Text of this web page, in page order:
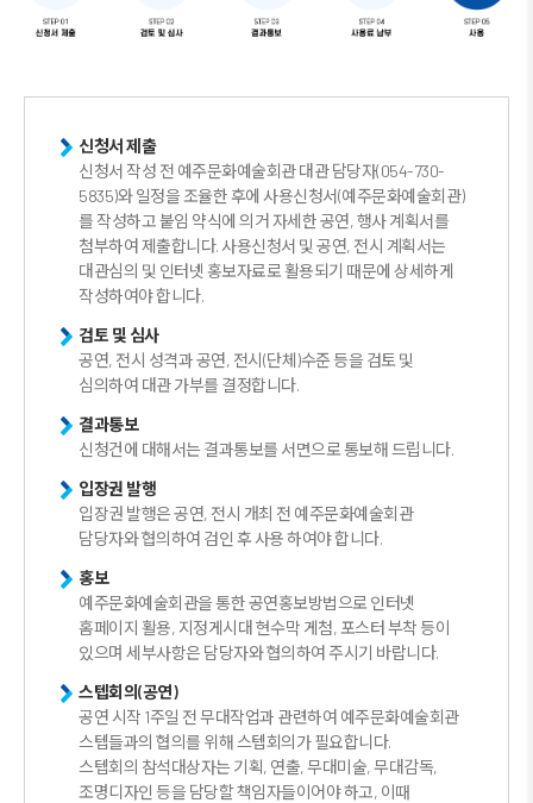
신청서 제출
신청서 작성 전 예주문화예술회관 대관 담당자(054-730-
5835)와 일정을 조율한 후에 사용신청서(예주문화예술회관)
를 작성하고 붙임 약식에 의거 자세한 공연, 행사 계획서를
첨부하여 제출합니다. 사용신청서 및 공연, 전시 계획서는
대관심의 및 인터넷 홍보자료로 활용되기 때문에 상세하게
작성하여야 합니다.
검토 및 심사
공연, 전시 성격과 공연, 전시(단체)수준 등을 검토 및
심의하여 대관 가부를 결정합니다.
결과통보
신청건에 대해서는 결과통보를 서면으로 통보해 드립니다.
입장권 발행
입장권 발행은 공연, 전시 개최 전 예주문화예술회관
담당자와 협의하여 검인 후 사용 하여야 합니다.
홍보
예주문화예술회관을 통한 공연홍보방법으로 인터넷
홈페이지 활용, 지정게시대 현수막 게첨, 포스터 부착 등이
있으며 세부사항은 담당자와 협의하여 주시기 바랍니다.
스텝회의(공연)
공연 시작 1주일 전 무대작업과 관련하여 예주문화예술회관
스텝들과의 협의를 위해 스텝회의가 필요합니다.
스텝회의 참석대상자는 기획, 연출, 무대미술, 무대감독,
조명디자인 등을 담당할 책임자들이어야 하고, 이때